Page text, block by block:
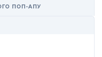
ПОП-АПУ